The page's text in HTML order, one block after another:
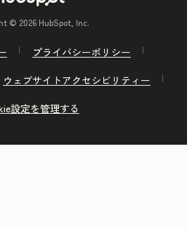
© 2026 HubSpot, Inc.
プライバシーポリシー
ウェブサイトアクセシビリティー
設定を管理する